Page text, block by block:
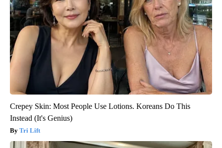
Crepey Skin: Most People Use Lotions. Koreans Do This
Instead (It's Genius)
Tri Lift